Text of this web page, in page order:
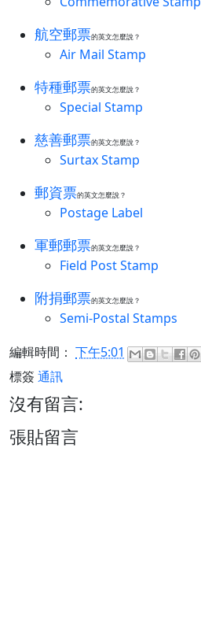
航空郵票的英文怎麼說？
Air Mail Stamp
特種郵票的英文怎麼說？
Special Stamp
慈善郵票的英文怎麼說？
Surtax Stamp
郵資票的英文怎麼說？
Postage Label
軍郵郵票的英文怎麼說？
Field Post Stamp
附捐郵票的英文怎麼說？
Semi-Postal Stamps
編輯時間： 下午5:01
標簽 通訊
沒有留言:
張貼留言